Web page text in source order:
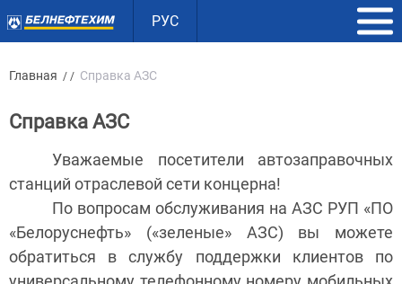
РУС
Главная / / Справка АЗС
Справка АЗС
Уважаемые посетители автозаправочных
станций отраслевой сети концерна!
По вопросам обслуживания на АЗС РУП «ПО
«Белоруснефть» («зеленые» АЗС) вы можете
обратиться в службу поддержки клиентов по